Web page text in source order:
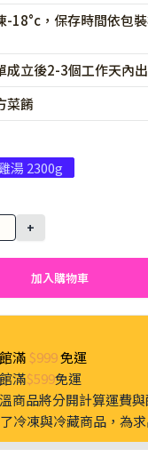
-18°c，保存時間依包
成立後2-3個工作天內
菜餚
湯 2300g
+
加入購物車
滿 $999免運
滿$599免運
商品將分開計算運費
冷凍與冷藏商品，為